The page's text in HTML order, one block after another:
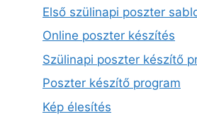
Első szülinapi poszter
Online poszter készítés
Szülinapi poszter készítő
Poszter készítő program
Kép élesítés